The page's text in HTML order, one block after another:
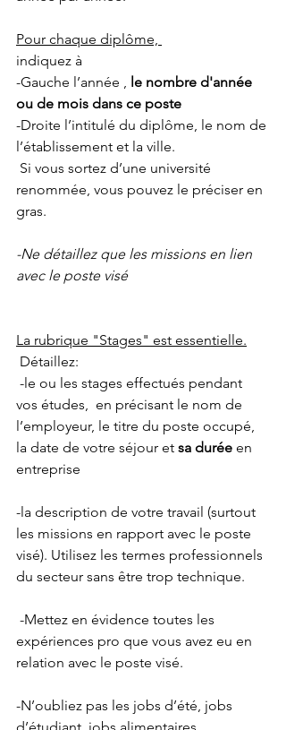
Pour chaque diplôme,
indiquez à
-Gauche l’année , le nombre d'année
ou de mois dans ce poste
-Droite l’intitulé du diplôme, le nom de
l’établissement et la ville.
renommée, vous pouvez le préciser en
gras.
-Ne détaillez que les missions en lien
avec le poste visé
La rubrique "Stages" est essentielle.
Détaillez:
vos études,  en précisant le nom de
l’employeur, le titre du poste occupé,
la date de votre séjour et sa durée en
entreprise
-la description de votre travail (surtout
les missions en rapport avec le poste
visé). Utilisez les termes professionnels
du secteur sans être trop technique.
expériences pro que vous avez eu en
relation avec le poste visé.
-N’oubliez pas les jobs d’été, jobs